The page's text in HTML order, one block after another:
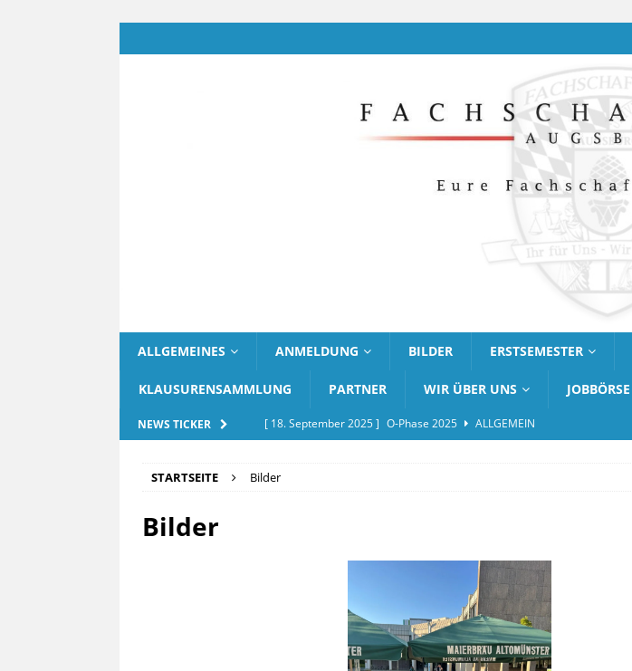
ALLGEMEINES ANMELDUNG BILDER ERSTSEMESTER
KLAUSURENSAMMLUNG PARTNER WIR ÜBER UNS JOBBÖRSE
NEWS TICKER [ 18. September 2025 ] O-Phase 2025
ALLGEMEIN
[ 20. September 2025 ]
STARTSEITE Bilder
Bilder